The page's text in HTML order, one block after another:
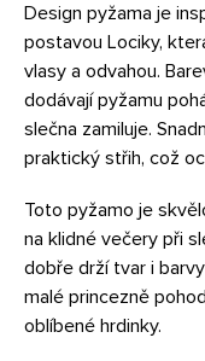
Design pyžama je
postavou Lociky,
vlasy a odvahou.
dodávají pyžamu
slečna zamiluje.
praktický střih, což
Toto pyžamo je
na klidné večery při
dobře drží tvar i
malé princezně
oblíbené hrdinky.